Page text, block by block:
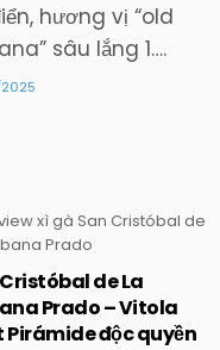
hương vị “old
sâu lắng 1….
Posted
in
de La
Prado – Vitola
Pirámide độc quyền